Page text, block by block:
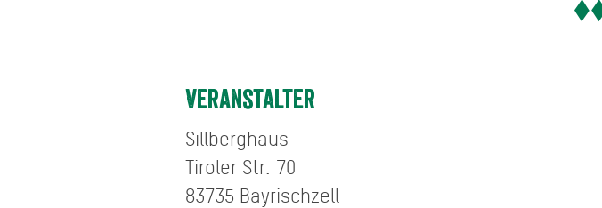
Veranstalter
Sillberghaus
Tiroler Str. 70
83735 Bayrischzell